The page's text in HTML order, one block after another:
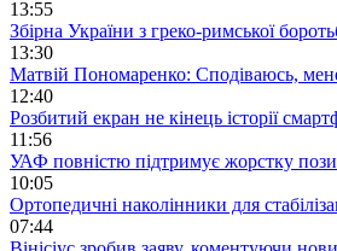
13:55
Збірна України з греко-римської
13:30
Матвій Пономаренко: Сподіваюсь,
12:40
Розбитий екран не кінець історії
11:56
УАФ повністю підтримує жорстку
10:05
Ортопедичні наколінники для
07:44